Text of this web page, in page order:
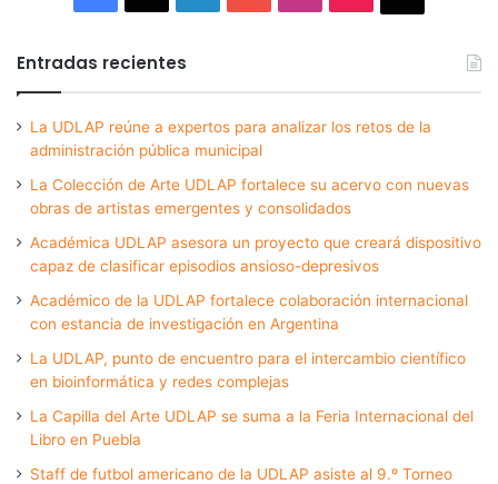
Entradas recientes
La UDLAP reúne a expertos para analizar los retos de la
administración pública municipal
La Colección de Arte UDLAP fortalece su acervo con nuevas
obras de artistas emergentes y consolidados
Académica UDLAP asesora un proyecto que creará dispositivo
capaz de clasificar episodios ansioso-depresivos
Académico de la UDLAP fortalece colaboración internacional
con estancia de investigación en Argentina
La UDLAP, punto de encuentro para el intercambio científico
en bioinformática y redes complejas
La Capilla del Arte UDLAP se suma a la Feria Internacional del
Libro en Puebla
Staff de futbol americano de la UDLAP asiste al 9.º Torneo